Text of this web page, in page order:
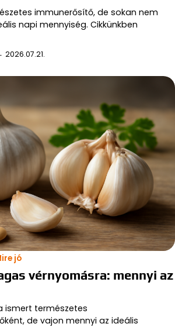
immunerősítő, de sokan nem
napi mennyiség. Cikkünkben
2026.07.21.
jó
vérnyomásra: mennyi az
ismert természetes
de vajon mennyi az ideális